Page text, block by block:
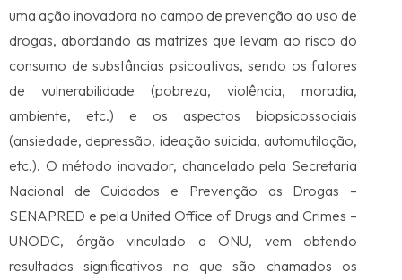
uma ação inovadora no campo de prevenção ao uso de
drogas, abordando as matrizes que levam ao risco do
consumo de substâncias psicoativas, sendo os fatores
de vulnerabilidade (pobreza, violência, moradia,
ambiente, etc.) e os aspectos biopsicossociais
(ansiedade, depressão, ideação suicida, automutilação,
etc.). O método inovador, chancelado pela Secretaria
Nacional de Cuidados e Prevenção as Drogas –
SENAPRED e pela United Office of Drugs and Crimes –
UNODC, órgão vinculado a ONU, vem obtendo
resultados significativos no que são chamados os